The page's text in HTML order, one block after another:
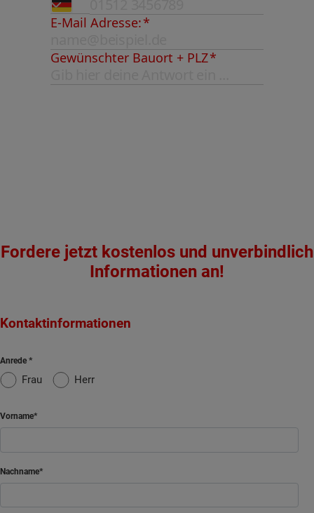
Fordere jetzt kostenlos und unverbindlich
Informationen an!
Kontaktinformationen
Anrede
Frau Herr
Vorname
Nachname